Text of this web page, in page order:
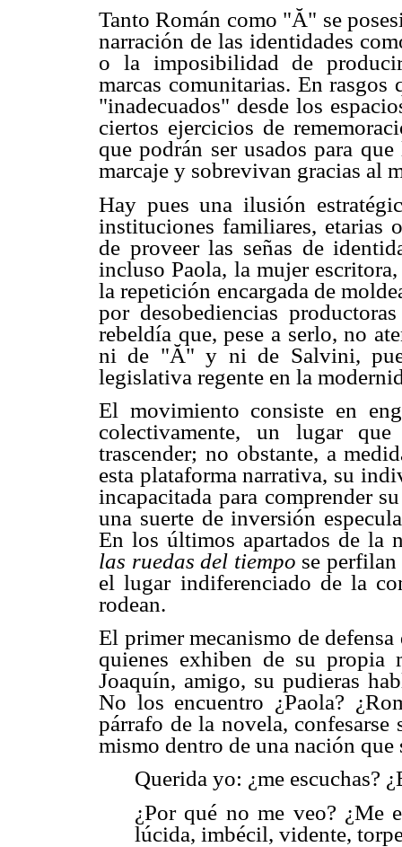
Tanto Román como "Ă" se
narración de las identidades
o la imposibilidad de producir
marcas comunitarias. En
"inadecuados" desde los
ciertos ejercicios de
que podrán ser usados para
marcaje y sobrevivan gracias al
Hay pues una ilusión
instituciones familiares, etarias
de proveer las señas de
incluso Paola, la mujer
la repetición encargada de
por desobediencias
rebeldía que, pese a serlo, no
ni de "Ă" y ni de Salvini,
legislativa regente en la
El movimiento consiste en
colectivamente, un lugar
trascender; no obstante, a
esta plataforma narrativa, su
incapacitada para comprender
una suerte de inversión
En los últimos apartados de la
las ruedas del tiempo se
el lugar indiferenciado de la
rodean.
El primer mecanismo de
quienes exhiben de su propia
Joaquín, amigo, su pudieras
No los encuentro ¿Paola?
párrafo de la novela, confesarse
mismo dentro de una nación que
Querida yo: ¿me escuchas?
¿Por qué no me veo? ¿Me
lúcida, imbécil, vidente,